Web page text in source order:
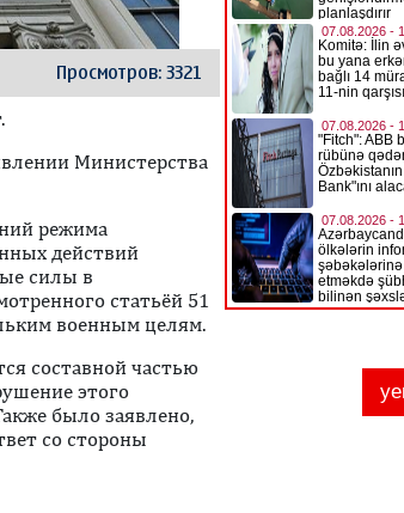
Просмотров: 3321
Министерства
режима
действий
силы в
статьёй 51
военным целям.
составной частью
этого
было заявлено,
со стороны